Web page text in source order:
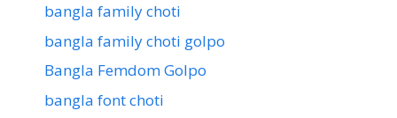
bangla family choti
bangla family choti golpo
Bangla Femdom Golpo
bangla font choti